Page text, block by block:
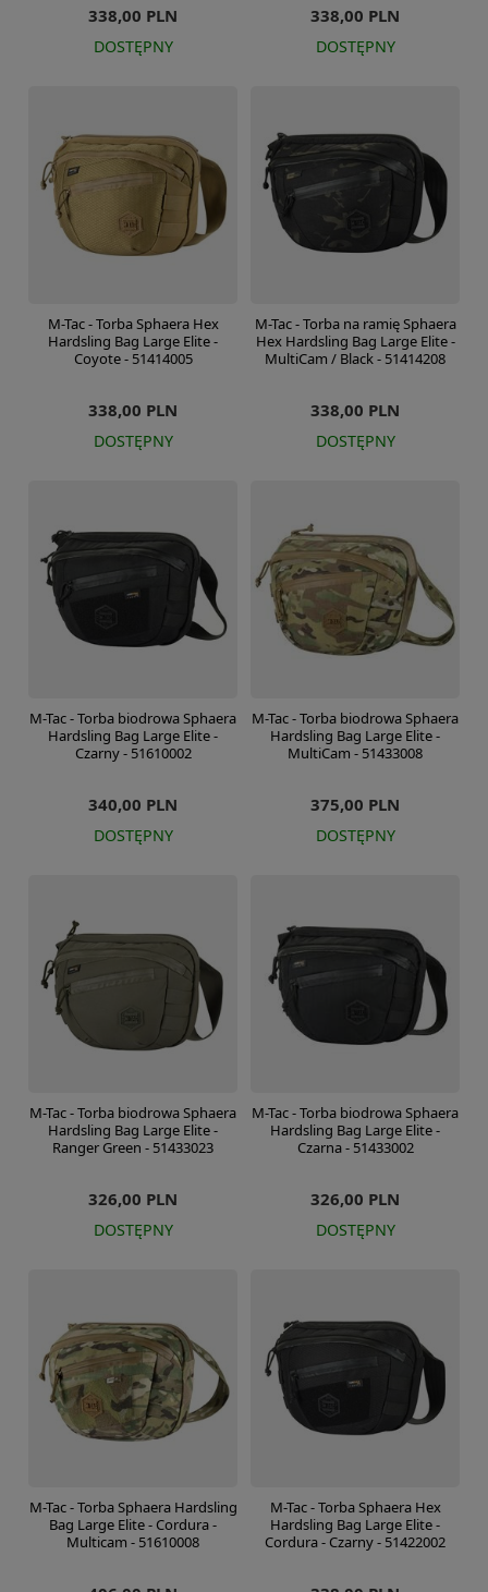
338,00 PLN
DOSTĘPNY
338,00 PLN
DOSTĘPNY
M-Tac - Torba Sphaera Hex
Hardsling Bag Large Elite -
Coyote - 51414005
338,00 PLN
DOSTĘPNY
M-Tac - Torba na ramię Sphaera
Hex Hardsling Bag Large Elite -
MultiCam / Black - 51414208
338,00 PLN
DOSTĘPNY
M-Tac - Torba biodrowa Sphaera
Hardsling Bag Large Elite -
Czarny - 51610002
340,00 PLN
DOSTĘPNY
M-Tac - Torba biodrowa Sphaera
Hardsling Bag Large Elite -
MultiCam - 51433008
375,00 PLN
DOSTĘPNY
M-Tac - Torba biodrowa Sphaera
Hardsling Bag Large Elite -
Ranger Green - 51433023
326,00 PLN
DOSTĘPNY
M-Tac - Torba biodrowa Sphaera
Hardsling Bag Large Elite -
Czarna - 51433002
326,00 PLN
DOSTĘPNY
M-Tac - Torba Sphaera Hardsling
Bag Large Elite - Cordura -
Multicam - 51610008
M-Tac - Torba Sphaera Hex
Hardsling Bag Large Elite -
Cordura - Czarny - 51422002